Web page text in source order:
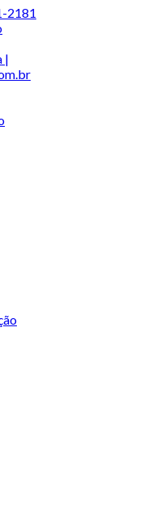
2181
|